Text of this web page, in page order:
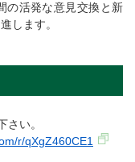
の活発な意見交換と新
します。
さい。
r/qXgZ460CE1